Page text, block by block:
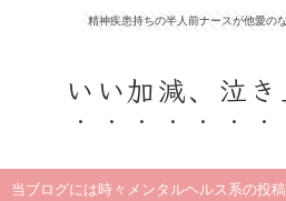
精神疾患持ちの半人前ナースが他愛の
いい加減、泣
当ブログには時々メンタルヘルス系の投